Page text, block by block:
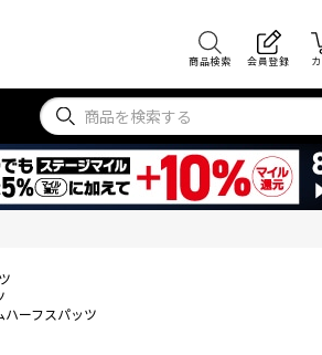
商品検索 会員登録
ハーフスパッツ